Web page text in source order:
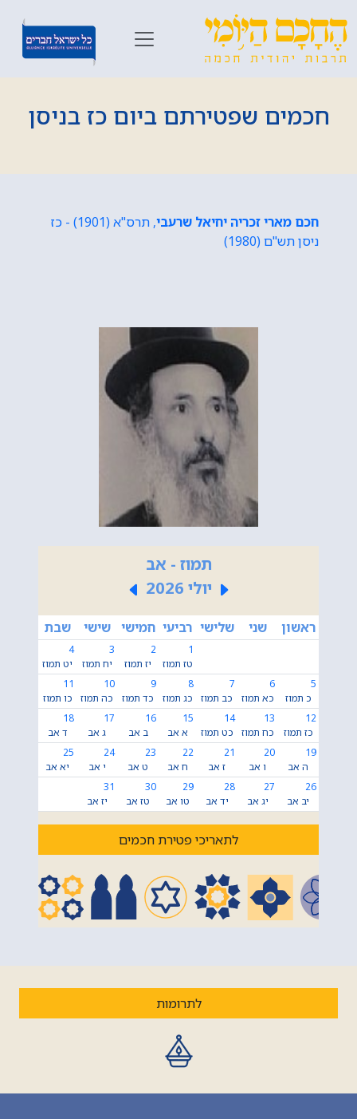
חכמים שפטירתם ביום כז בניסן
חכם מארי זכריה יחיאל שרעבי
, תרס"א (1901) - כז
ניסן תש"ם (1980)
תמוז - אב
יולי 2026
ראשון שני שלישי רביעי חמישי שישי שבת
1
טז תמוז
2
יז תמוז
3
יח תמוז
4
יט תמוז
5
כ תמוז
6
כא תמוז
7
כב תמוז
8
כג תמוז
9
כד תמוז
10
כה תמוז
11
כו תמוז
12
כז תמוז
13
כח תמוז
14
כט תמוז
15
א אב
16
ב אב
17
ג אב
18
ד אב
19
ה אב
20
ו אב
21
ז אב
22
ח אב
23
ט אב
24
י אב
25
יא אב
26
יב אב
27
יג אב
28
יד אב
29
טו אב
30
טז אב
31
יז אב
לתאריכי פטירת חכמים
לתרומות